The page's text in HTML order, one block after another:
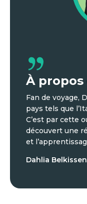
À
Fan de voyage,
pays tels que
C’est par cette
découvert une
et
Dahlia